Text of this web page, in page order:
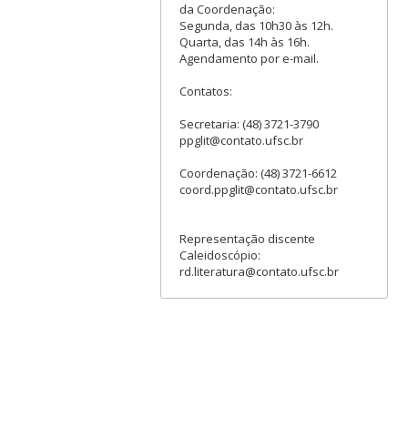
da Coordenação:
Segunda, das 10h30 às 12h.
Quarta, das 14h às 16h.
Agendamento por e-mail.
Contatos:
Secretaria: (48) 3721-3790
ppglit@contato.ufsc.br
Coordenação: (48) 3721-6612
coord.ppglit@contato.ufsc.br
Representação discente
Caleidoscópio:
rd.literatura@contato.ufsc.br